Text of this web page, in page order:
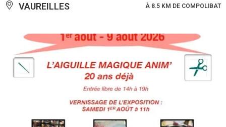
VAUREILLES À 8.5 KM DE COMPOLIBAT